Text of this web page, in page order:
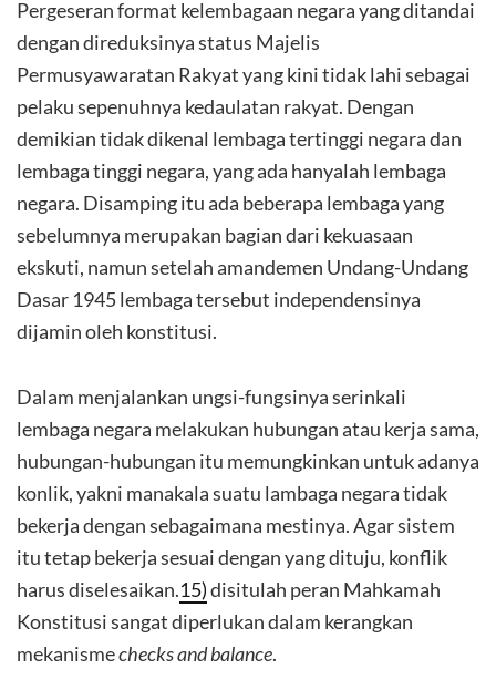
Pergeseran format kelembagaan negara yang ditandai
dengan direduksinya status Majelis
Permusyawaratan Rakyat yang kini tidak lahi sebagai
pelaku sepenuhnya kedaulatan rakyat. Dengan
demikian tidak dikenal lembaga tertinggi negara dan
lembaga tinggi negara, yang ada hanyalah lembaga
negara. Disamping itu ada beberapa lembaga yang
sebelumnya merupakan bagian dari kekuasaan
ekskuti, namun setelah amandemen Undang-Undang
Dasar 1945 lembaga tersebut independensinya
dijamin oleh konstitusi.
Dalam menjalankan ungsi-fungsinya serinkali
lembaga negara melakukan hubungan atau kerja sama,
hubungan-hubungan itu memungkinkan untuk adanya
konlik, yakni manakala suatu lambaga negara tidak
bekerja dengan sebagaimana mestinya. Agar sistem
itu tetap bekerja sesuai dengan yang dituju, konflik
harus diselesaikan.15)disitulah peran Mahkamah
Konstitusi sangat diperlukan dalam kerangkan
mekanismechecks and balance.